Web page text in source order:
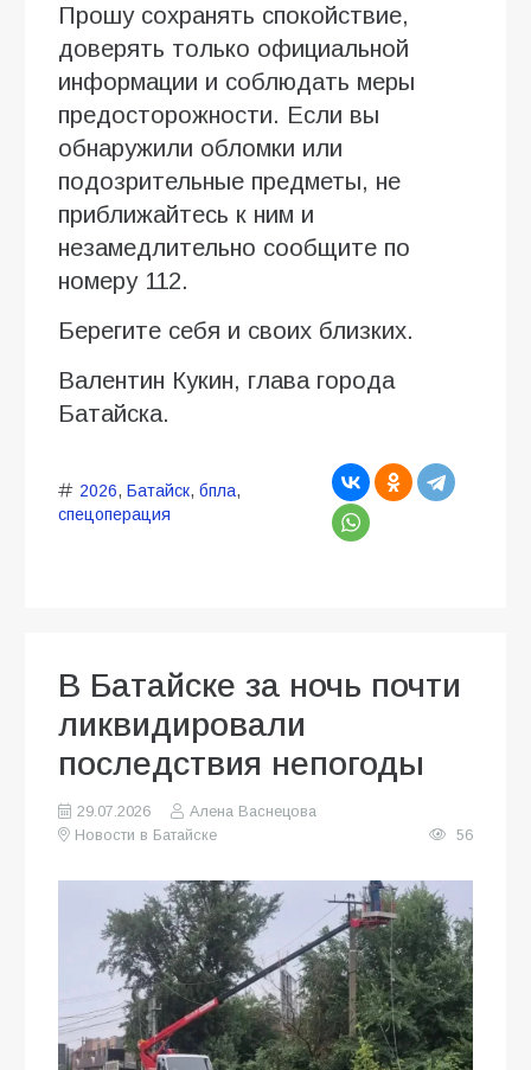
Прошу сохранять спокойствие,
доверять только официальной
информации и соблюдать меры
предосторожности. Если вы
обнаружили обломки или
подозрительные предметы, не
приближайтесь к ним и
незамедлительно сообщите по
номеру 112.
Берегите себя и своих близких.
Валентин Кукин, глава города
Батайска.
2026, Батайск, бпла,
спецоперация
В Батайске за ночь почти
ликвидировали
последствия непогоды
29.07.2026
Алена Васнецова
Новости в Батайске
56